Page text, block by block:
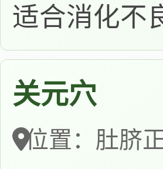
适合消化不
关元穴
位置：肚脐